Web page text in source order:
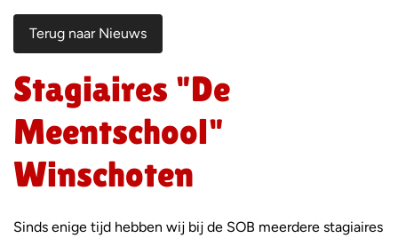
Terug naar Nieuws
Stagiaires "De
Meentschool"
Winschoten
Sinds enige tijd hebben wij bij de SOB meerdere stagiaires